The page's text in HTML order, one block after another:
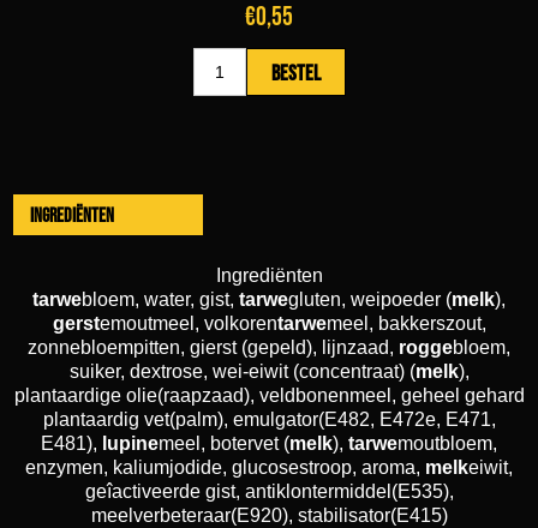
€0,55
Ingrediënten
Ingrediënten
tarwebloem, water, gist, tarwegluten, weipoeder (melk),
gerstemoutmeel, volkorentarwemeel, bakkerszout,
zonnebloempitten, gierst (gepeld), lijnzaad, roggebloem,
suiker, dextrose, wei-eiwit (concentraat) (melk),
plantaardige olie(raapzaad), veldbonenmeel, geheel gehard
plantaardig vet(palm), emulgator(E482, E472e, E471,
E481), lupinemeel, botervet (melk), tarwemoutbloem,
enzymen, kaliumjodide, glucosestroop, aroma, melkeiwit,
geîactiveerde gist, antiklontermiddel(E535),
meelverbeteraar(E920), stabilisator(E415)